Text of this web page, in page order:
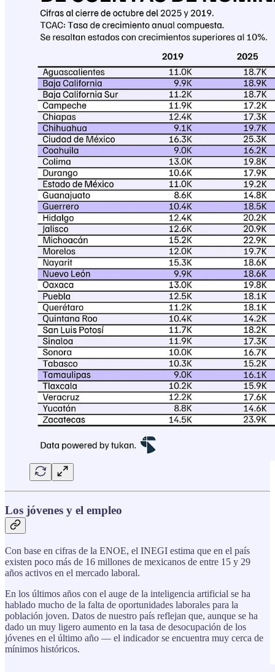
Los jóvenes y el empleo
Con base en cifras de la ENOE, el INEGI estima que en el país
existen poco más de 16 millones de mexicanos de entre 15 y 29
años activos en el mercado laboral.
En los últimos años con el auge de la inteligencia artificial se ha
hablado mucho de la falta de oportunidades laborales para la
población joven. Datos de nuestro país reflejan que, aunque se ha
dado un muy ligero aumento en la tasa de desocupación de los
jóvenes en el último año — el indicador se encuentra muy cerca de
mínimos históricos.